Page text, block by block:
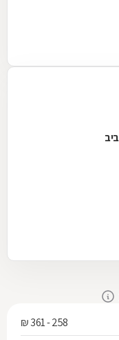
258 - 361 ₪